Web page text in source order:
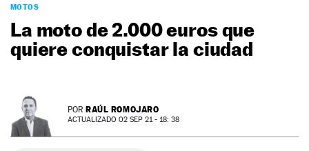
PODCAST
MOTOS
TECNOLOGÍA
SUPERCOCHES
PREMIOS
SERVICIOS
MOTOS
La moto de 2.000 euros que
quiere conquistar la ciudad
POR RAÚL ROMOJARO
ACTUALIZADO 02 SEP 21 - 18: 38